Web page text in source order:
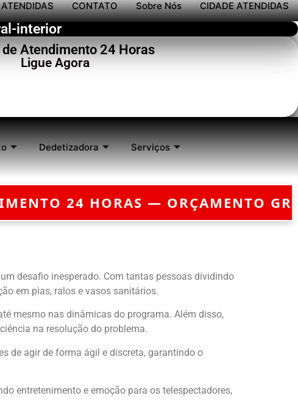
CONTATO Sobre Nós CIDADE ATENDIDAS
interior
Atendimento 24 Horas
Ligue Agora
Dedetizadora Serviços
ORÇAMENTO GRÁTIS —
desafio inesperado. Com tantas pessoas dividindo
em pias, ralos e vasos sanitários.
mesmo nas dinâmicas do programa. Além disso,
na resolução do problema.
de agir de forma ágil e discreta, garantindo o
entretenimento e emoção para os telespectadores,